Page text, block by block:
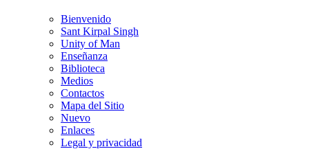
Bienvenido
Sant Kirpal Singh
Unity of Man
Enseñanza
Biblioteca
Medios
Contactos
Mapa del Sitio
Nuevo
Enlaces
Legal y privacidad